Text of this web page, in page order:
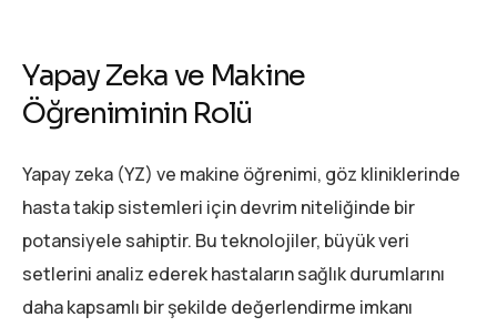
Yapay Zeka ve Makine
Öğreniminin Rolü
Yapay zeka (YZ) ve makine öğrenimi, göz kliniklerinde
hasta takip sistemleri için devrim niteliğinde bir
potansiyele sahiptir. Bu teknolojiler, büyük veri
setlerini analiz ederek hastaların sağlık durumlarını
daha kapsamlı bir şekilde değerlendirme imkanı